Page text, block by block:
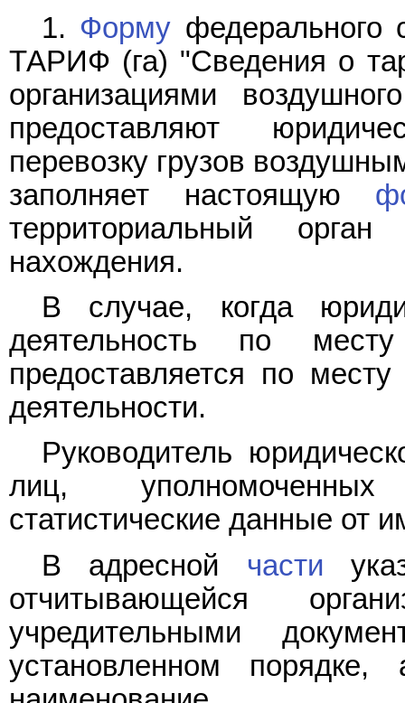
1. Форму федерального
ТАРИФ (га) "Сведения о
организациями
предоставляют
перевозку грузов
заполняет настоящую
территориальный
нахождения.
В случае, когда
деятельность по
предоставляется по
деятельности.
Руководитель
лиц,
статистические данные от
В адресной части
отчитывающейся
учредительными
установленном